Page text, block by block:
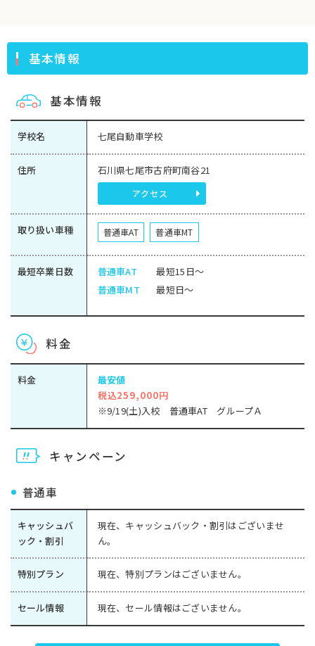
基本情報
基本情報
学校名 七尾自動車学校
住所 石川県七尾市古府町南谷21
アクセス
取り扱い車種 普通車AT 普通車MT
最短卒業日数 普通車AT
最短15日～
普通車MT
最短日～
料金
料金
最安値
税込259,000円
※9/19(土)入校 普通車AT グループＡ
キャンペーン
普通車
キャッシュバ
ック・割引
現在、キャッシュバック・割引はございませ
ん。
特別プラン 現在、特別プランはございません。
セール情報 現在、セール情報はございません。